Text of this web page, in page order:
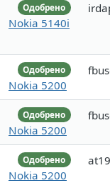
Одобрено
Nokia 5140i
Одобрено
Nokia 5200
Одобрено
Nokia 5200
Одобрено
Nokia 5200